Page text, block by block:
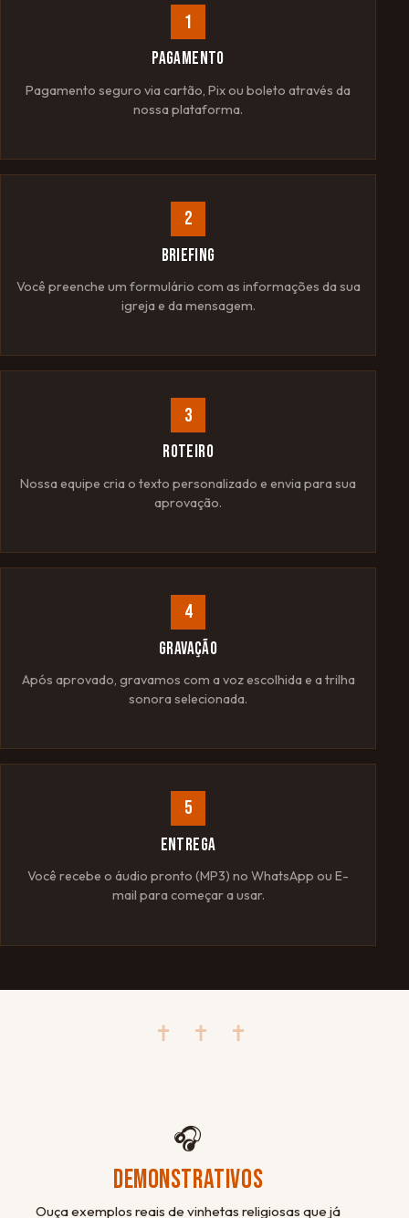
1
PAGAMENTO
Pagamento seguro via cartão, Pix ou boleto através da
nossa plataforma.
2
BRIEFING
Você preenche um formulário com as informações da sua
igreja e da mensagem.
3
ROTEIRO
Nossa equipe cria o texto personalizado e envia para sua
aprovação.
4
GRAVAÇÃO
Após aprovado, gravamos com a voz escolhida e a trilha
sonora selecionada.
5
ENTREGA
Você recebe o áudio pronto (MP3) no WhatsApp ou E-
mail para começar a usar.
✝ ✝ ✝
🎧
DEMONSTRATIVOS
Ouça exemplos reais de vinhetas religiosas que já